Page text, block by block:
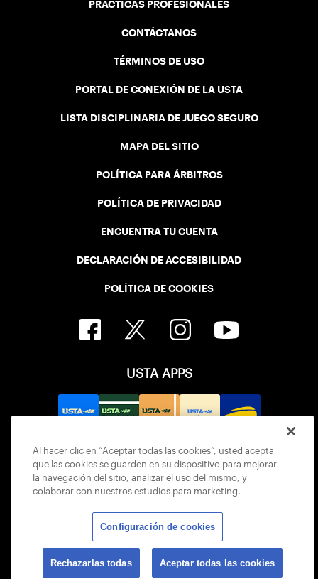
PRÁCTICAS PROFESIONALES
CONTÁCTANOS
TÉRMINOS DE USO
PORTAL DE CONEXIÓN DE LA USTA
LISTA DISCIPLINARIA DE JUEGO SEGURO
MAPA DEL SITIO
POLÍTICA PARA ÁRBITROS
POLÍTICA DE PRIVACIDAD
ENCUENTRA TU CUENTA
DECLARACIÓN DE ACCESIBILIDAD
POLÍTICA DE COOKIES
USTA APPS
© 2026 USTA ALL RIGHTS RESERVED
Al hacer clic en “Aceptar todas las cookies”, usted acepta
que las cookies se guarden en su dispositivo para mejorar
la navegación del sitio, analizar el uso del mismo, y
colaborar con nuestros estudios para marketing.
Configuración de cookies
Rechazarlas todas Aceptar todas las cookies